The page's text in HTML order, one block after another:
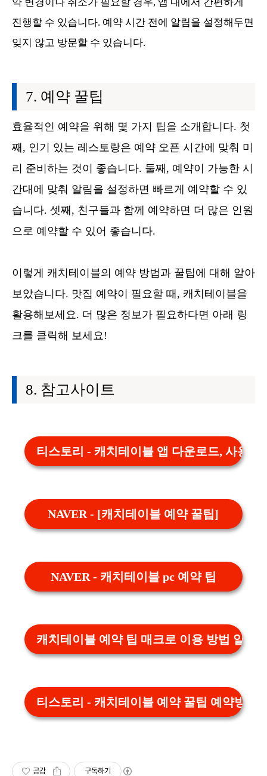
진행할 수 있습니다. 예약 시간 전에 알림을 설정해두면
잊지 않고 방문할 수 있습니다.
예약 꿀팁
효율적인 예약을 위해 몇 가지 팁을 소개합니다. 첫
째, 인기 있는 레스토랑은 예약 오픈 시간에 맞춰 미
리 준비하는 것이 좋습니다. 둘째, 예약이 가능한 시
간대에 맞춰 알림을 설정하면 빠르게 예약할 수 있
습니다. 셋째, 친구들과 함께 예약하면 더 많은 인원
으로 예약할 수 있어 좋습니다.
이렇게 캐치테이블의 예약 방법과 꿀팁에 대해 알아
보았습니다. 맛집 예약이 필요할 때, 캐치테이블을
활용해보세요. 더 많은 정보가 필요하다면 아래 링
크를 클릭해 보세요!
참고사이트
티스토리 - 캐치테이블 앱 다운로드, 사용가
NAVER - [캐치테이블 예약 꿀팁]
NAVER - 캐치테이블 pc 예약 팁
캐치테이블 예약 팁 매크로 이용 방법 알아
티스토리 - 캐치테이블 예약 꿀팁 예약방법
공감 구독하기